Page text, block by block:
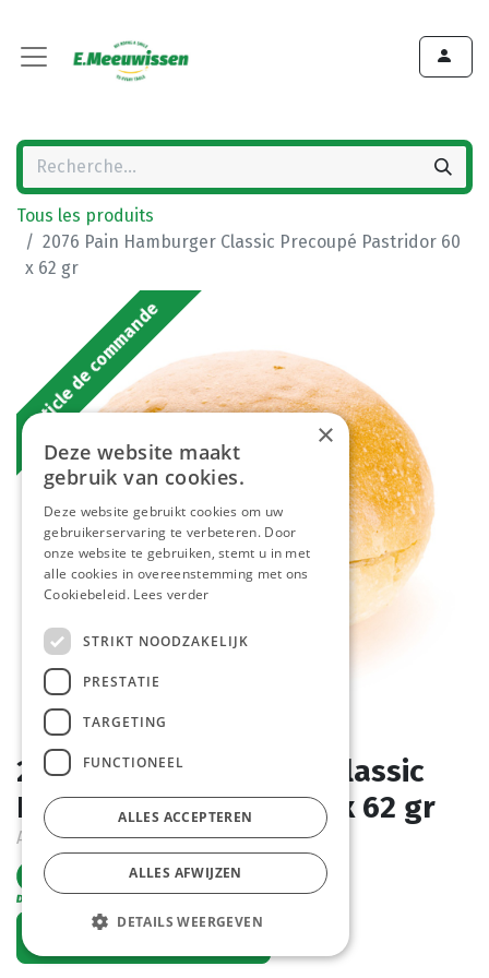
Tous les produits
2076 Pain Hamburger Classic Precoupé Pastridor 60
x 62 gr
Article de commande
2076 Pain Hamburger Classic
Precoupé Pastridor 60 x 62 gr
Article de commande
Demander un compte
×
Deze website maakt
gebruik van cookies.
Deze website gebruikt cookies om uw
gebruikerservaring te verbeteren. Door
onze website te gebruiken, stemt u in met
alle cookies in overeenstemming met ons
Cookiebeleid. Lees verder
STRIKT NOODZAKELIJK
PRESTATIE
TARGETING
FUNCTIONEEL
ALLES ACCEPTEREN
ALLES AFWIJZEN
DETAILS WEERGEVEN